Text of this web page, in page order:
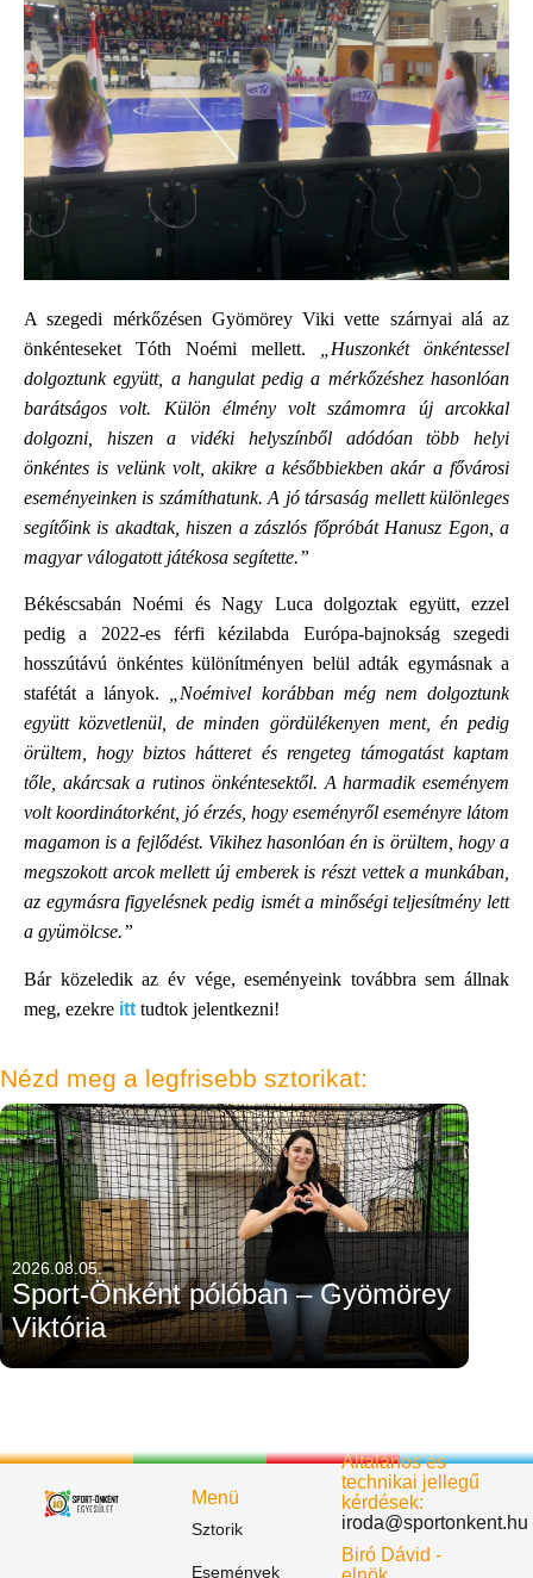
A szegedi mérkőzésen Gyömörey Viki vette szárnyai alá az
önkénteseket Tóth Noémi mellett.
„Huszonkét önkéntessel
dolgoztunk együtt, a hangulat pedig a mérkőzéshez hasonlóan
barátságos volt. Külön élmény volt számomra új arcokkal
dolgozni, hiszen a vidéki helyszínből adódóan több helyi
önkéntes is velünk volt, akikre a későbbiekben akár a fővárosi
eseményeinken is számíthatunk. A jó társaság mellett különleges
segítőink is akadtak, hiszen a zászlós főpróbát Hanusz Egon, a
magyar válogatott játékosa segítette.”
Békéscsabán Noémi és Nagy Luca dolgoztak együtt, ezzel
pedig a 2022-es férfi kézilabda Európa-bajnokság szegedi
hosszútávú önkéntes különítményen belül adták egymásnak a
stafétát a lányok. „Noémivel korábban még nem dolgoztunk
együtt közvetlenül, de minden gördülékenyen ment, én pedig
örültem, hogy biztos hátteret és rengeteg támogatást kaptam
tőle, akárcsak a rutinos önkéntesektől. A harmadik eseményem
volt koordinátorként, jó érzés, hogy eseményről eseményre látom
magamon is a fejlődést. Vikihez hasonlóan én is örültem, hogy a
megszokott arcok mellett új emberek is részt vettek a munkában,
az egymásra figyelésnek pedig ismét a minőségi teljesítmény lett
a gyümölcse.”
Bár közeledik az év vége, eseményeink továbbra sem állnak
meg, ezekre itt tudtok jelentkezni!
Nézd meg a legfrisebb sztorikat:
2026.08.05.
Sport-Önként pólóban – Gyömörey
Viktória
Menü
Sztorik
Események
Általános és
technikai jellegű
kérdések:
iroda@sportonkent.hu
Biró Dávid -